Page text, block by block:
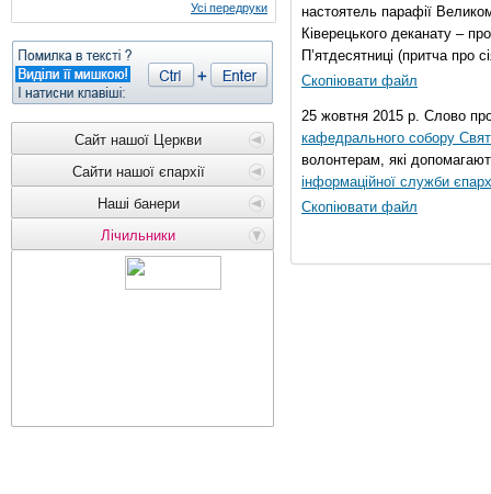
Усі передруки
Сайт нашої Церкви
Сайти нашої єпархії
Наші банери
Лічильники
настоятель парафії
Ківерецького деканату –
П’ятдесятниці (притча про
Скопіювати файл
25 жовтня 2015 р. Слово
кафедрального собору
волонтерам, які
інформаційної служби
Скопіювати файл